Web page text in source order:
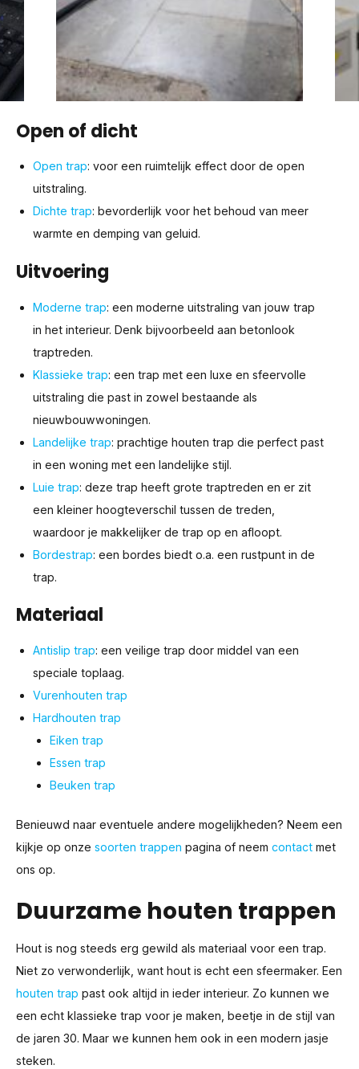
Open of dicht
Open trap: voor een ruimtelijk effect door de open
uitstraling.
Dichte trap: bevorderlijk voor het behoud van meer
warmte en demping van geluid.
Uitvoering
Moderne trap: een moderne uitstraling van jouw trap
in het interieur. Denk bijvoorbeeld aan betonlook
traptreden.
Klassieke trap: een trap met een luxe en sfeervolle
uitstraling die past in zowel bestaande als
nieuwbouwwoningen.
Landelijke trap: prachtige houten trap die perfect past
in een woning met een landelijke stijl.
Luie trap: deze trap heeft grote traptreden en er zit
een kleiner hoogteverschil tussen de treden,
waardoor je makkelijker de trap op en afloopt.
Bordestrap: een bordes biedt o.a. een rustpunt in de
trap.
Materiaal
Antislip trap: een veilige trap door middel van een
speciale toplaag.
Vurenhouten trap
Hardhouten trap
Eiken trap
Essen trap
Beuken trap
Benieuwd naar eventuele andere mogelijkheden? Neem een
kijkje op onze soorten trappen pagina of neem contact met
ons op.
Duurzame houten trappen
Hout is nog steeds erg gewild als materiaal voor een trap.
Niet zo verwonderlijk, want hout is echt een sfeermaker. Een
houten trap past ook altijd in ieder interieur. Zo kunnen we
een echt klassieke trap voor je maken, beetje in de stijl van
de jaren 30. Maar we kunnen hem ook in een modern jasje
steken.